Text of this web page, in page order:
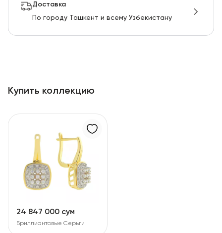
Доставка
По городу Ташкент и всему Узбекистану
Купить коллекцию
24 847 000 сум
Бриллиантовые Серьги